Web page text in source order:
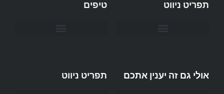
תפריט ניווט טיפים
אולי גם זה יענין אתכם תפריט ניווט